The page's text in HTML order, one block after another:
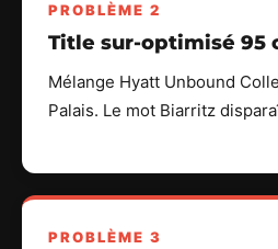
PROBLÈME 2
Title sur-optimisé 95
Mélange Hyatt Unbound
Palais. Le mot Biarritz
PROBLÈME 3